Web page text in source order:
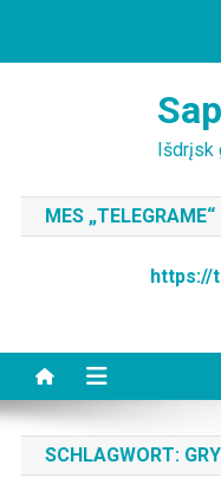
Išdrįsk
MES „TELEGRAME“
https://
SCHLAGWORT: